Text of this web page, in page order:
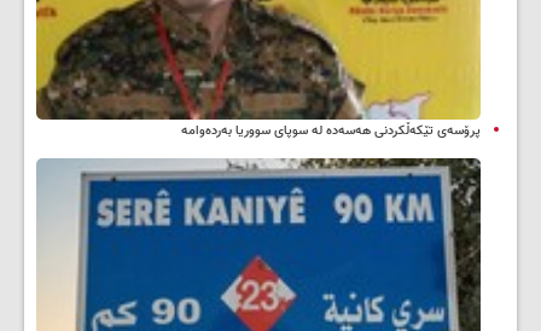
پرۆسەی تێکەڵکردنی هەسەدە لە سوپای سووریا بەردەوامە